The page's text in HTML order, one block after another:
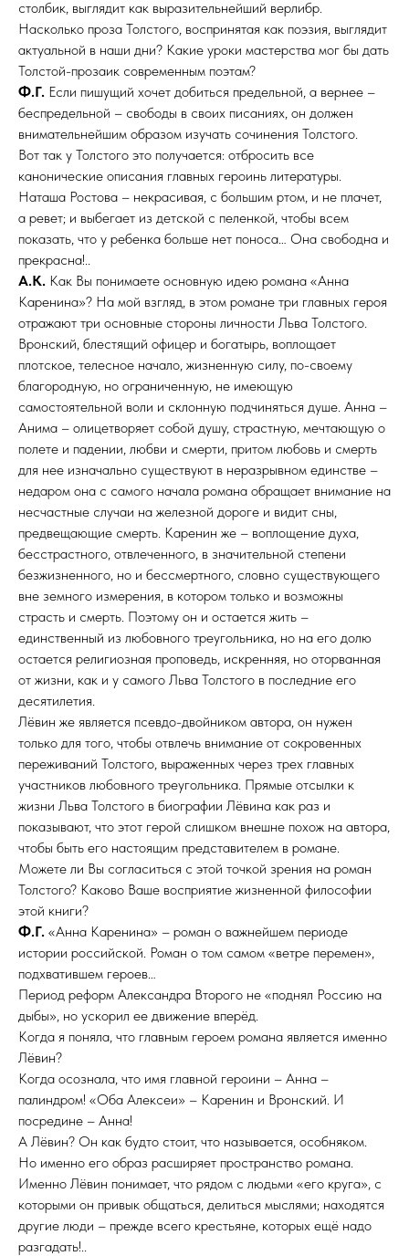
столбик, выглядит как выразительнейший верлибр.
Насколько проза Толстого, воспринятая как поэзия, выглядит
актуальной в наши дни? Какие уроки мастерства мог бы дать
Толстой-прозаик современным поэтам?
Ф.Г. Если пишущий хочет добиться предельной, а вернее –
беспредельной – свободы в своих писаниях, он должен
внимательнейшим образом изучать сочинения Толстого.
Вот так у Толстого это получается: отбросить все
канонические описания главных героинь литературы.
Наташа Ростова – некрасивая, с большим ртом, и не плачет,
а ревет; и выбегает из детской с пеленкой, чтобы всем
показать, что у ребенка больше нет поноса… Она свободна и
прекрасна!..
А.К. Как Вы понимаете основную идею романа «Анна
Каренина»? На мой взгляд, в этом романе три главных героя
отражают три основные стороны личности Льва Толстого.
Вронский, блестящий офицер и богатырь, воплощает
плотское, телесное начало, жизненную силу, по-своему
благородную, но ограниченную, не имеющую
самостоятельной воли и склонную подчиняться душе. Анна –
Анима – олицетворяет собой душу, страстную, мечтающую о
полете и падении, любви и смерти, притом любовь и смерть
для нее изначально существуют в неразрывном единстве –
недаром она с самого начала романа обращает внимание на
несчастные случаи на железной дороге и видит сны,
предвещающие смерть. Каренин же – воплощение духа,
бесстрастного, отвлеченного, в значительной степени
безжизненного, но и бессмертного, словно существующего
вне земного измерения, в котором только и возможны
страсть и смерть. Поэтому он и остается жить –
единственный из любовного треугольника, но на его долю
остается религиозная проповедь, искренняя, но оторванная
от жизни, как и у самого Льва Толстого в последние его
десятилетия.
Лёвин же является псевдо-двойником автора, он нужен
только для того, чтобы отвлечь внимание от сокровенных
переживаний Толстого, выраженных через трех главных
участников любовного треугольника. Прямые отсылки к
жизни Льва Толстого в биографии Лёвина как раз и
показывают, что этот герой слишком внешне похож на автора,
чтобы быть его настоящим представителем в романе.
Можете ли Вы согласиться с этой точкой зрения на роман
Толстого? Каково Ваше восприятие жизненной философии
этой книги?
Ф.Г. «Анна Каренина» – роман о важнейшем периоде
истории российской. Роман о том самом «ветре перемен»,
подхватившем героев…
Период реформ Александра Второго не «поднял Россию на
дыбы», но ускорил ее движение вперёд.
Когда я поняла, что главным героем романа является именно
Лёвин?
Когда осознала, что имя главной героини – Анна –
палиндром! «Оба Алексеи» – Каренин и Вронский. И
посредине – Анна!
А Лёвин? Он как будто стоит, что называется, особняком.
Но именно его образ расширяет пространство романа.
Именно Лёвин понимает, что рядом с людьми «его круга», с
которыми он привык общаться, делиться мыслями; находятся
другие люди – прежде всего крестьяне, которых ещё надо
разгадать!..